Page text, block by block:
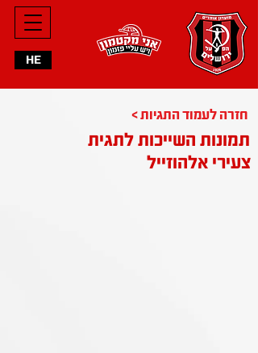
HE
< חזרה לעמוד התגיות
תמונות השייכות לתגית
צעירי אלהוזייל